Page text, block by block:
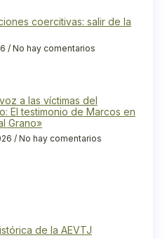
coercitivas: salir de la
No hay comentarios
a las víctimas del
El testimonio de Marcos en
Grano»
No hay comentarios
de la AEVTJ